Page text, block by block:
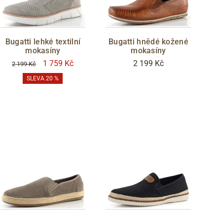
Bugatti lehké textilní
mokasíny
2 199 Kč 1 759 Kč
SLEVA 20 %
Bugatti hnědé kožené
mokasíny
2 199 Kč